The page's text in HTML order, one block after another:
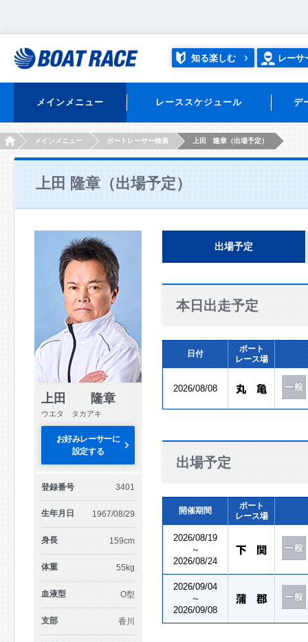
知る楽しむ レーサ
メインメニュー レーススケジュール デ
HOMEメインメニュー ボートレーサー検索 上田 隆章（出場予定）
上田 隆章（出場予定）
上田 隆章
ウエタ タカアキ
お好みレーサーに
設定する
登録番号 3401
生年月日 1967/08/29
身長 159cm
体重 55kg
血液型 O型
支部 香川
出場予定
本日出走予定
日付
ボート
レース場
2026/08/08
出場予定
開催期間
ボート
レース場
2026/08/19
～
2026/08/24
2026/09/04
～
2026/09/08